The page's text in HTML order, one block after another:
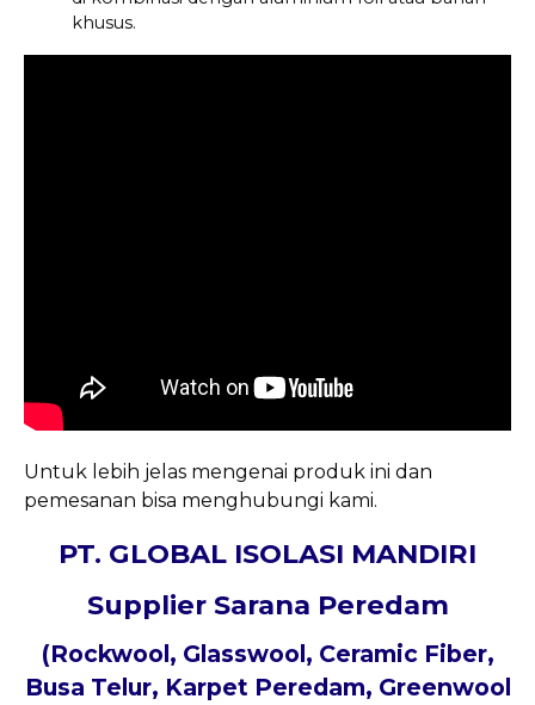
khusus.
Untuk lebih jelas mengenai produk ini dan
pemesanan bisa menghubungi kami.
PT. GLOBAL ISOLASI MANDIRI
Supplier Sarana Peredam
(Rockwool, Glasswool, Ceramic Fiber,
Busa Telur, Karpet Peredam, Greenwool